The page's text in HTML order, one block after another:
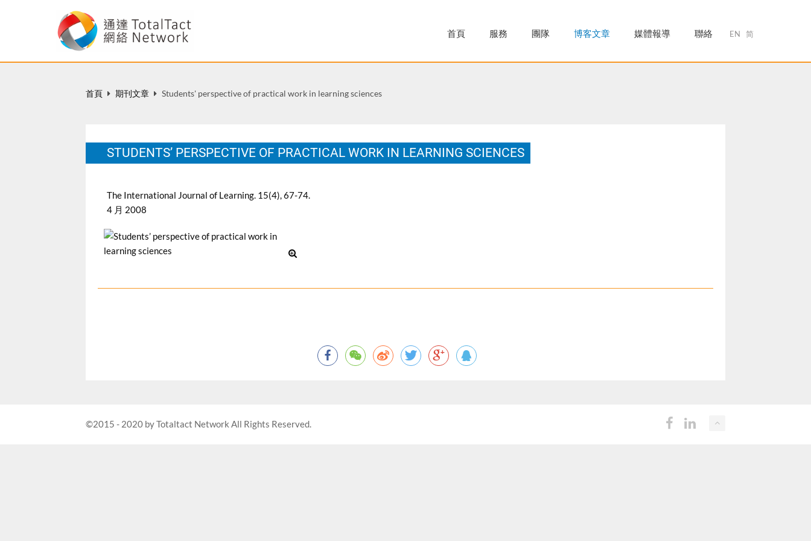
EN 简
首頁 服務 團隊 博客文章 媒體報導 聯絡
首頁 期刊文章 Students' perspective of practical work in learning sciences
STUDENTS’ PERSPECTIVE OF PRACTICAL WORK IN LEARNING SCIENCES
The International Journal of Learning. 15(4), 67-74.
4 月 2008
©2015 - 2020 by Totaltact Network All Rights Reserved.